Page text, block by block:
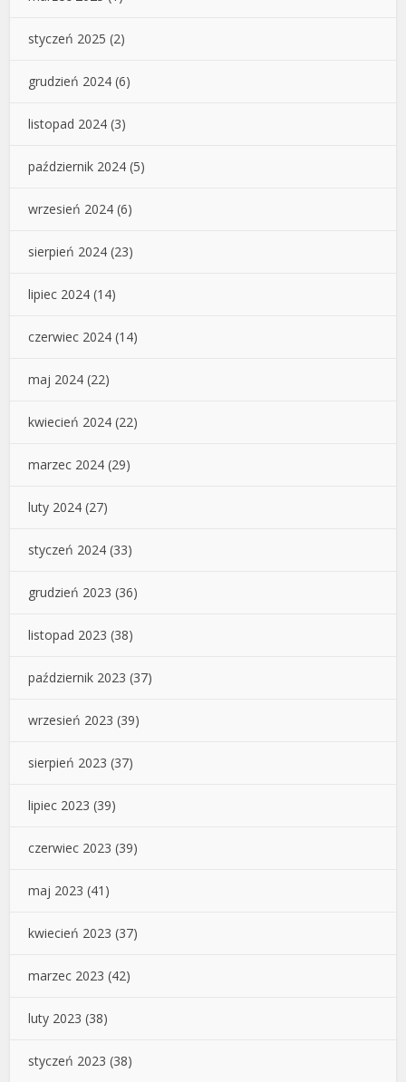
styczeń 2025 (2)
grudzień 2024 (6)
listopad 2024 (3)
październik 2024 (5)
wrzesień 2024 (6)
sierpień 2024 (23)
lipiec 2024 (14)
czerwiec 2024 (14)
maj 2024 (22)
kwiecień 2024 (22)
marzec 2024 (29)
luty 2024 (27)
styczeń 2024 (33)
grudzień 2023 (36)
listopad 2023 (38)
październik 2023 (37)
wrzesień 2023 (39)
sierpień 2023 (37)
lipiec 2023 (39)
czerwiec 2023 (39)
maj 2023 (41)
kwiecień 2023 (37)
marzec 2023 (42)
luty 2023 (38)
styczeń 2023 (38)